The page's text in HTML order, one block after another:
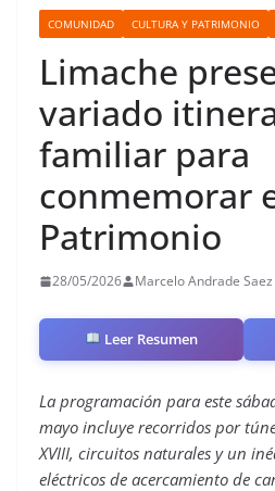
COMUNIDAD CULTURA Y PATRIMONIO
Limache
variado
familiar para
conmemorar
Patrimonio
28/05/2026 Marcelo Andrade Saez
Leer Resumen
La programación para este
mayo incluye recorridos por
XVIII, circuitos naturales y un
eléctricos de acercamiento de